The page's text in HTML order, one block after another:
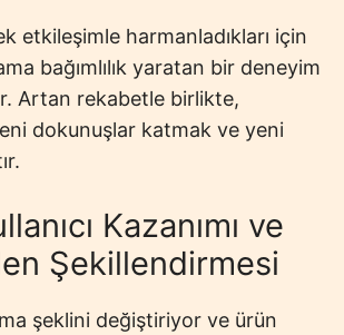
etkileşimle harmanladıkları için
bağımlılık yaratan bir deneyim
Artan rekabetle birlikte,
dokunuşlar katmak ve yeni
Kazanımı ve
Şekillendirmesi
şeklini değiştiriyor ve ürün